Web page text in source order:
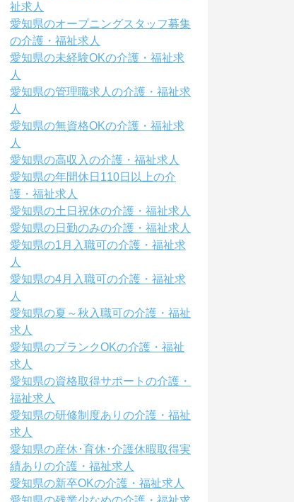
祉求人
愛知県のオープニングスタッフ募集
の介護・福祉求人
愛知県の未経験OKの介護・福祉求
人
愛知県の管理職求人の介護・福祉求
人
愛知県の無資格OKの介護・福祉求
人
愛知県の高収入の介護・福祉求人
愛知県の年間休日110日以上の介
護・福祉求人
愛知県の土日祝休の介護・福祉求人
愛知県の日勤のみの介護・福祉求人
愛知県の1月入職可の介護・福祉求
人
愛知県の4月入職可の介護・福祉求
人
愛知県の夏～秋入職可の介護・福祉
求人
愛知県のブランクOKの介護・福祉
求人
愛知県の資格取得サポートの介護・
福祉求人
愛知県の研修制度ありの介護・福祉
求人
愛知県の産休･育休･介護休暇取得実
績ありの介護・福祉求人
愛知県の新卒OKの介護・福祉求人